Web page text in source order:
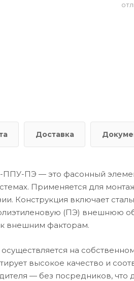
Доставка
ППУ-ПЭ — это фасонный
Применяется для
Конструкция включает
(ПЭ) внешнюю
к внешним факторам.
на
высокое качество и
— без посредников, что